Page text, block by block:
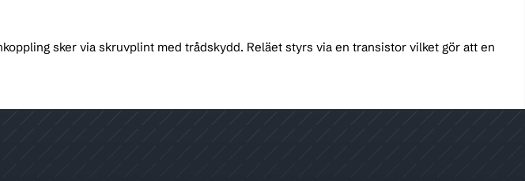
sker via skruvplint med trådskydd. Reläet styrs via en transistor vilket gör att en